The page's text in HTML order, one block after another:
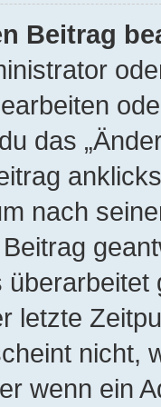
Beitrag
das
nach
letzte
nicht,
wenn ein